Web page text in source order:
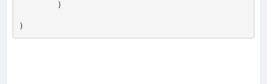
        )